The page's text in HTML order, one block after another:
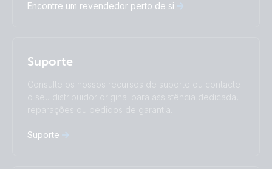
Nederlands
Norsk
Türkçe
中國人
I agree to receive the newsletter and accept the
Encontre um revendedor perto de si
Suporte
Consulte os nossos recursos de suporte ou contacte
o seu distribuidor original para assistência dedicada,
reparações ou pedidos de garantia.
Suporte